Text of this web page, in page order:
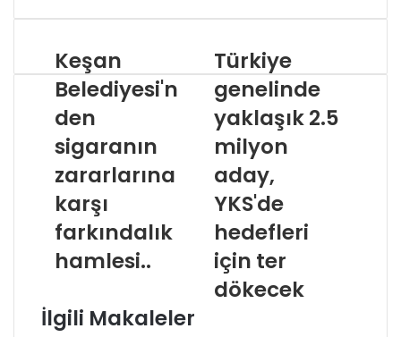
giriniz
Keşan
Belediyesi'n
den
sigaranın
zararlarına
karşı
farkındalık
hamlesi..
Türkiye
genelinde
yaklaşık 2.5
milyon
aday,
YKS'de
hedefleri
için ter
dökecek
İlgili Makaleler